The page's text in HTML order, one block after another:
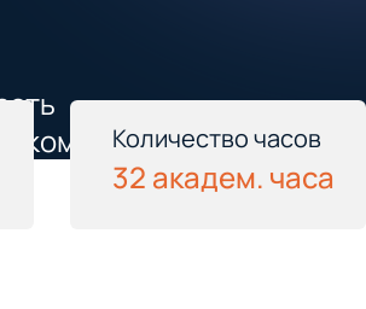
компаниюКоличество часов
32 академ. часа